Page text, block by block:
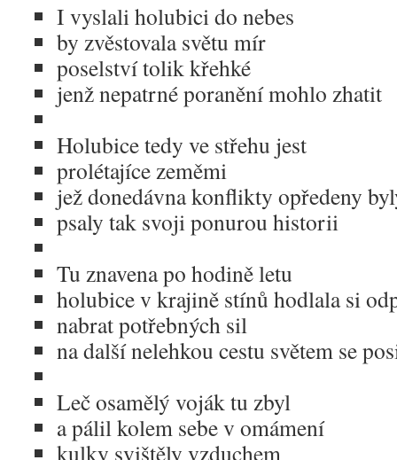
I vyslali holubici do nebes
by zvěstovala světu mír
poselství tolik křehké
jenž nepatrné poranění mohlo zhatit
Holubice tedy ve střehu jest
prolétajíce zeměmi
jež donedávna konflikty opředeny
psaly tak svoji ponurou historii
Tu znavena po hodině letu
holubice v krajině stínů hodlala si
nabrat potřebných sil
na další nelehkou cestu světem se
Leč osamělý voják tu zbyl
a pálil kolem sebe v omámení
kulky svištěly vzduchem